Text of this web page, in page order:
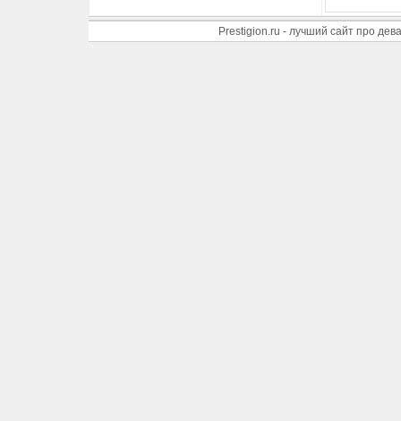
Prestigion.ru - лучший сайт про